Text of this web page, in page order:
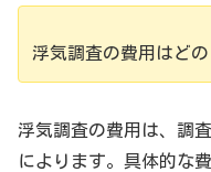
浮気調査の費用はどの
浮気調査の費用は、調
によります。具体的な